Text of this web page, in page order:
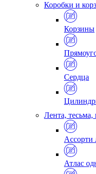
Коробки и
Корзины
Сердца
Лента,
Ассорти
Атлас